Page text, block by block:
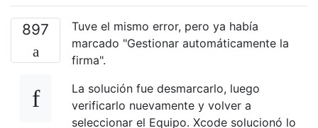
897
Tuve el mismo error, pero ya había
marcado "Gestionar automáticamente la
firma".
La solución fue desmarcarlo, luego
verificarlo nuevamente y volver a
seleccionar el Equipo. Xcode solucionó lo